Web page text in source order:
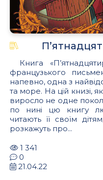
Книга
французького
напевно, одна з
та море. На цій книзі,
виросло не одне
по нині цю книгу
читають її своїм
розкажуть про...
1 341
0
21.04.22